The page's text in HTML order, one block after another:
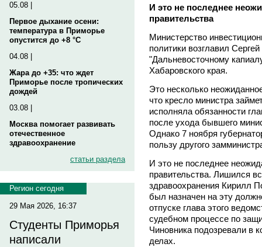
05.08 |
Первое дыхание осени:
температура в Приморье
опустится до +8 °C
04.08 |
Жара до +35: что ждет
Приморье после тропических
дождей
03.08 |
Москва помогает развивать
отечественное
здравоохранение
статьи раздела
Регион сегодня
29 Мая 2026, 16:37
Студенты Приморья
написали
И это не последнее
правительства
Министерство
политики возглавил
"Дальневосточному
Хабаровского края.
Это несколько
что кресло министра
исполняла обязанности
после ухода бывшего
Однако 7 ноября
пользу другого
И это не последнее
правительства. Лишился
здравоохранения Кирилл
был назначен на эту
отпуске глава этого
судебном процессе по
Чиновника подозревали в
делах.